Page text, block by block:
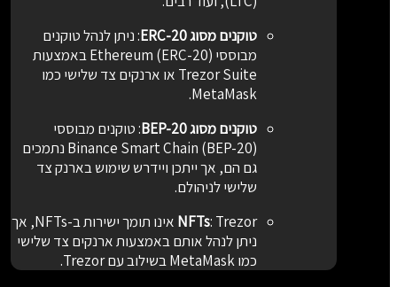
טוקנים מסוג ERC-20
:ניתן לנהל טוקנים
מבוססי Ethereum (ERC-20) באמצעות
Trezor Suite או ארנקים צד שלישי כמו
MetaMask.
טוקנים מסוג BEP-20
:טוקנים מבוססי
Binance Smart Chain (BEP-20) נתמכים
גם הם, אך ייתכן ויידרש שימוש בארנק צד
שלישי לניהולם.
NFTs:
Trezor אינו תומך ישירות ב-NFTs, אך
ניתן לנהל אותם באמצעות ארנקים צד שלישי
כמו MetaMask בשילוב עם Trezor.